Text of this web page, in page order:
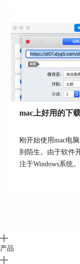
安装好插件后，
任务快速下载该
作者署名：包纸
mac上好用的下
刚开始使用mac电
到陌生。由于软件
注于Windows系统
不一定就适合mac
产品